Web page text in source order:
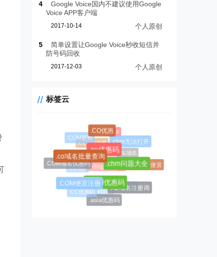
4
Google Voice国内不建议使用Google
Voice APP客户端
2017-10-14 个人原创
5
简单设置让Google Voice秒收短信并
防号码回收
2017-12-03 个人原创
标签云
#1045
#1146
$0.99超级优惠码
.AL域名
.AL域名哪里便宜
.AL域名注册商
.asia优惠码
.CC优惠码
.CC域名
.CC域名注册
.CF
.chm无法打开
.chm问题大全
.COM优惠码
.COM便宜注册
.COM域名优惠码
.COM新购
.CO优惠
.co优惠码
.co域名批量查询